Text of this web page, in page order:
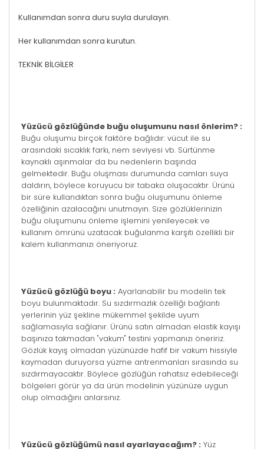
Kullanımdan sonra duru suyla durulayın.
Her kullanımdan sonra kurutun.
TEKNİK BİLGİLER
Yüzücü gözlüğünde buğu oluşumunu nasıl önlerim? :
Buğu oluşumu birçok faktöre bağlıdır: vücut ile su
arasındaki sıcaklık farkı, nem seviyesi vb. Sürtünme
kaynaklı aşınmalar da bu nedenlerin başında
gelmektedir. Buğu oluşması durumunda camları suya
daldırın, böylece koruyucu bir tabaka oluşacaktır. Ürünü
bir süre kullandıktan sonra buğu oluşumunu önleme
özelliğinin azalacağını unutmayın. Size gözlüklerinizin
buğu oluşumunu önleme işlemini yenileyecek ve
kullanım ömrünü uzatacak buğulanma karşıtı özellikli bir
kalem kullanmanızı öneriyoruz.
Yüzücü gözlüğü boyu : Ayarlanabilir bu modelin tek
boyu bulunmaktadır. Su sızdırmazlık özelliği bağlantı
yerlerinin yüz şekline mükemmel şekilde uyum
sağlamasıyla sağlanır. Ürünü satın almadan elastik kayışı
başınıza takmadan "vakum" testini yapmanızı öneririz.
Gözlük kayış olmadan yüzünüzde hafif bir vakum hissiyle
kaymadan duruyorsa yüzme antrenmanları sırasında su
sızdırmayacaktır. Böylece gözlüğün rahatsız edebileceği
bölgeleri görür ya da ürün modelinin yüzünüze uygun
olup olmadığını anlarsınız.
Yüzücü gözlüğümü nasıl ayarlayacağım? : Yüz